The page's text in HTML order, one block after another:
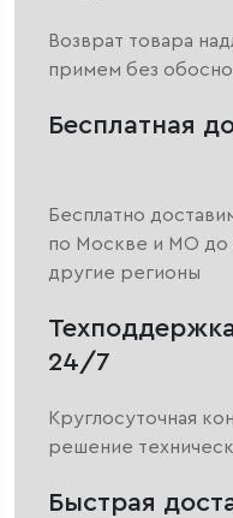
Возврат товара
примем без
Бесплатная
Бесплатно
по Москве и МО до
другие регионы
24/7
Круглосуточная
решение
Быстрая